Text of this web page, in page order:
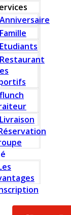
Anniversaire
Famille
Etudiants
Restaurant
flunch
Livraison